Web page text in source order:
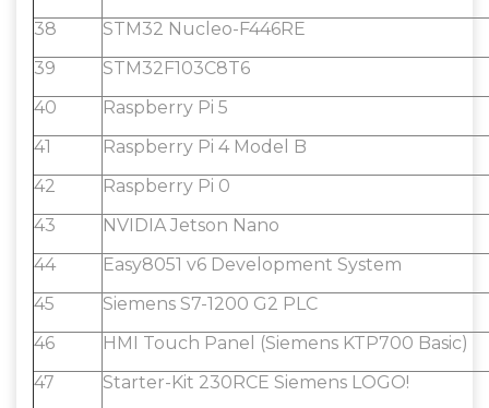
38
STM32 Nucleo-F446RE
39
STM32F103C8T6
40
Raspberry Pi 5
41
Raspberry Pi 4 Model B
42
Raspberry Pi 0
43
NVIDIA Jetson Nano
44
Easy8051 v6 Development System
45
Siemens S7-1200 G2 PLC
46
HMI Touch Panel (Siemens KTP700 Basic)
47
Starter-Kit 230RCE Siemens LOGO!